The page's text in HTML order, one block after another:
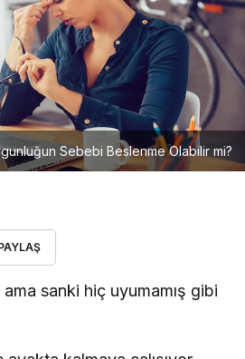
Sebebi Beslenme Olabilir mi?
sanki hiç uyumamış gibi